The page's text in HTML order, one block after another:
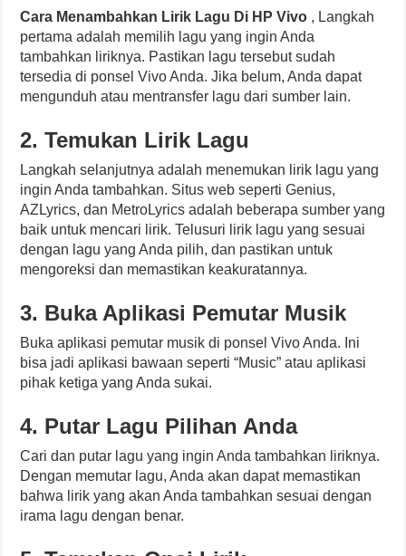
Cara Menambahkan Lirik Lagu Di HP Vivo , Langkah
pertama adalah memilih lagu yang ingin Anda
tambahkan liriknya. Pastikan lagu tersebut sudah
tersedia di ponsel Vivo Anda. Jika belum, Anda dapat
mengunduh atau mentransfer lagu dari sumber lain.
2. Temukan Lirik Lagu
Langkah selanjutnya adalah menemukan lirik lagu yang
ingin Anda tambahkan. Situs web seperti Genius,
AZLyrics, dan MetroLyrics adalah beberapa sumber yang
baik untuk mencari lirik. Telusuri lirik lagu yang sesuai
dengan lagu yang Anda pilih, dan pastikan untuk
mengoreksi dan memastikan keakuratannya.
3. Buka Aplikasi Pemutar Musik
Buka aplikasi pemutar musik di ponsel Vivo Anda. Ini
bisa jadi aplikasi bawaan seperti “Music” atau aplikasi
pihak ketiga yang Anda sukai.
4. Putar Lagu Pilihan Anda
Cari dan putar lagu yang ingin Anda tambahkan liriknya.
Dengan memutar lagu, Anda akan dapat memastikan
bahwa lirik yang akan Anda tambahkan sesuai dengan
irama lagu dengan benar.